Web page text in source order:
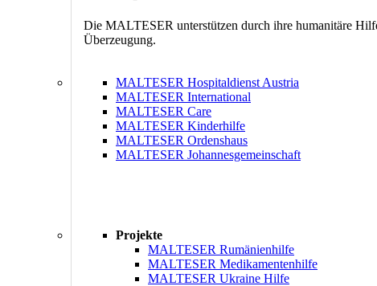
Die MALTESER unterstützen durch ihre humanitäre
Überzeugung.
MALTESER Hospitaldienst Austria
MALTESER International
MALTESER Care
MALTESER Kinderhilfe
MALTESER Ordenshaus
MALTESER Johannesgemeinschaft
Projekte
MALTESER Rumänienhilfe
MALTESER Medikamentenhilfe
MALTESER Ukraine Hilfe